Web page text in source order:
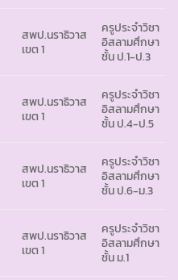
สพป.นราธิวาส
เขต 1
ครูประจำวิชา
อิสลามศึกษา
ชั้น ป.1-ป.3
สพป.นราธิวาส
เขต 1
ครูประจำวิชา
อิสลามศึกษา
ชั้น ป.4-ป.5
สพป.นราธิวาส
เขต 1
ครูประจำวิชา
อิสลามศึกษา
ชั้น ป.6-ม.3
สพป.นราธิวาส
เขต 1
ครูประจำวิชา
อิสลามศึกษา
ชั้น ม.1